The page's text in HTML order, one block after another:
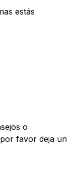
estás
o
favor deja un